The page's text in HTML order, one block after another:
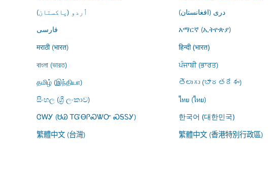
اُردو (پاکستان)
درى (افغانستان)
فارسى
አማርኛ (ኢትዮጵያ)
मराठी (भारत)
हिन्दी (भारत)
বাংলা (ভারত)
ਪੰਜਾਬੀ (ਭਾਰਤ)
தமிழ் (இந்தியா)
తెలుగు (భారతదేశం)
සිංහල (ශ්‍රී ලංකාව)
ไทย (ไทย)
ᏣᎳᎩ (ᏌᏊ ᎢᏳᎾᎵᏍᏔᏅ ᏍᎦᏚᎩ)
한국어 (대한민국)
繁體中文 (台灣) 繁體中文 (香港特別行政區)